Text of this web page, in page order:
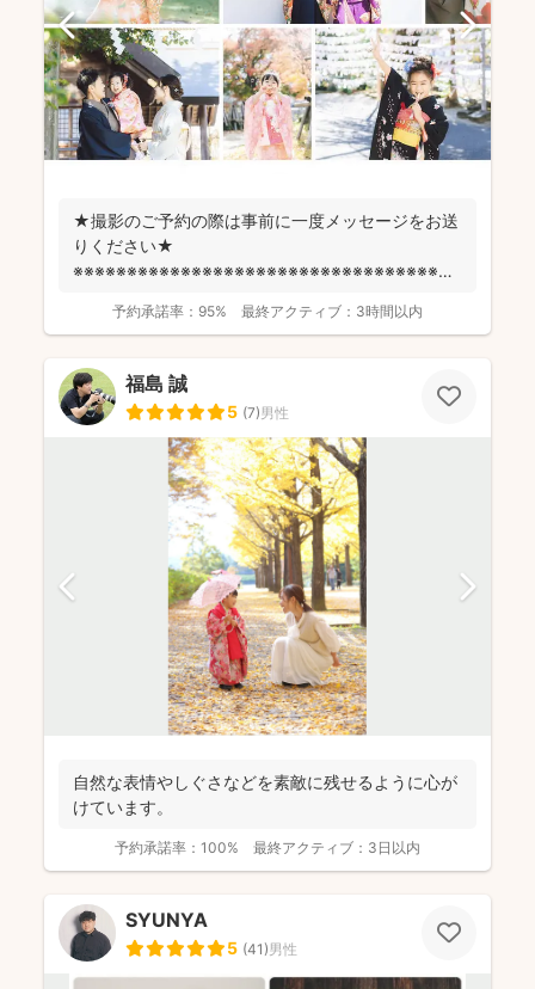
★撮影のご予約の際は事前に一度メッセージをお送
りください★
※※※※※※※※※※※※※※※※※※※※※※※※※※※※※※※※※※※※
予約承諾率： 95% 最終アクティブ： 3時間以内
福島 誠
5 (7)男性
自然な表情やしぐさなどを素敵に残せるように心が
けています。
予約承諾率： 100% 最終アクティブ： 3日以内
SYUNYA
5 (41)男性